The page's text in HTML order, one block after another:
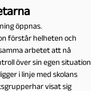
öppnas.
förstår helheten och
arbetet att nå
över sin egen situation
i linje med skolans
visat sig